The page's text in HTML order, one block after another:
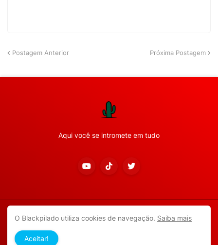
Postagem Anterior Próxima Postagem
Aqui você se intromete em tudo
Copyright ©2026Todos os direitos reservados.
APP ANDROID
O Blackpilado utiliza cookies de navegação. Saiba mais
Aceitar!